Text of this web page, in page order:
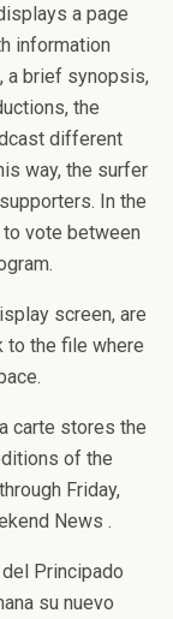
a page
information
a brief synopsis,
the
different
way, the surfer
In the
to vote between
screen, are
to the file where
carte stores the
of the
Friday,
News .
Principado
su nuevo